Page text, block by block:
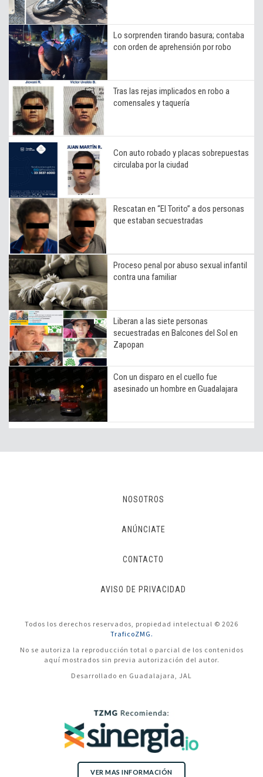
Lo sorprenden tirando basura; contaba
con orden de aprehensión por robo
Tras las rejas implicados en robo a
comensales y taquería
Con auto robado y placas sobrepuestas
circulaba por la ciudad
Rescatan en “El Torito” a dos personas
que estaban secuestradas
Proceso penal por abuso sexual infantil
contra una familiar
Liberan a las siete personas
secuestradas en Balcones del Sol en
Zapopan
Con un disparo en el cuello fue
asesinado un hombre en Guadalajara
NOSOTROS
ANÚNCIATE
CONTACTO
AVISO DE PRIVACIDAD
Todos los derechos reservados, propiedad intelectual © 2026
TraficoZMG.
No se autoriza la reproducción total o parcial de los contenidos
aquí mostrados sin previa autorización del autor.
Desarrollado en Guadalajara, JAL
VER MAS INFORMACIÓN